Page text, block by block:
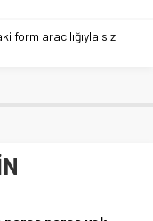
form aracılığıyla siz